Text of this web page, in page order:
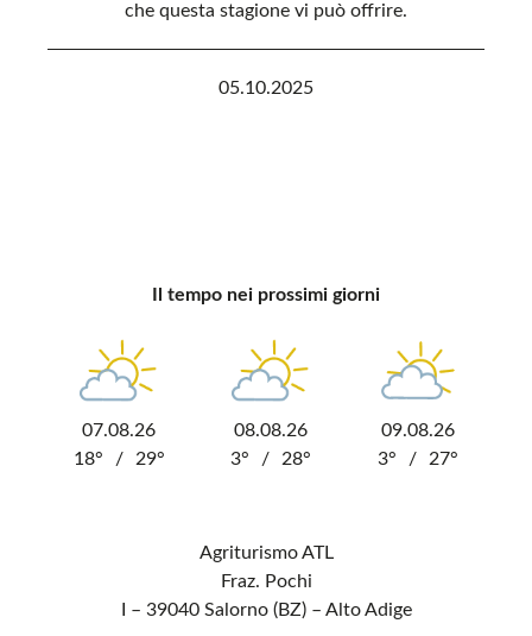
che questa stagione vi può offrire.
05.10.2025
Il tempo nei prossimi giorni
07.08.26
18°
/ 29°
08.08.26
3°
/ 28°
09.08.26
3°
/ 27°
Agriturismo ATL
Fraz. Pochi
I – 39040 Salorno (BZ) – Alto Adige